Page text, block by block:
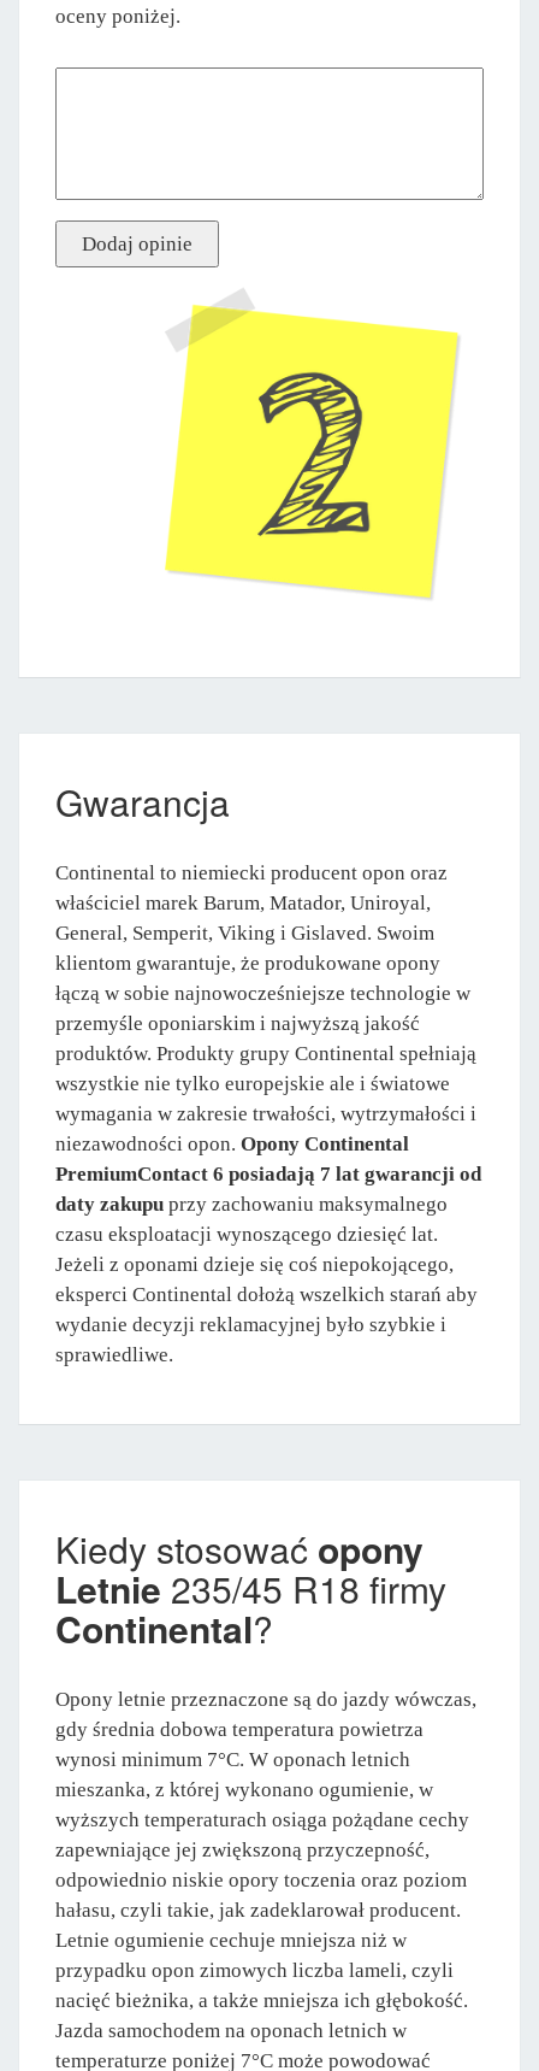
oceny poniżej.
Gwarancja
Continental to niemiecki producent opon oraz
właściciel marek Barum, Matador, Uniroyal,
General, Semperit, Viking i Gislaved. Swoim
klientom gwarantuje, że produkowane opony
łączą w sobie najnowocześniejsze technologie w
przemyśle oponiarskim i najwyższą jakość
produktów. Produkty grupy Continental spełniają
wszystkie nie tylko europejskie ale i światowe
wymagania w zakresie trwałości, wytrzymałości i
niezawodności opon. Opony Continental
PremiumContact 6 posiadają 7 lat gwarancji od
daty zakupu przy zachowaniu maksymalnego
czasu eksploatacji wynoszącego dziesięć lat.
Jeżeli z oponami dzieje się coś niepokojącego,
eksperci Continental dołożą wszelkich starań aby
wydanie decyzji reklamacyjnej było szybkie i
sprawiedliwe.
Kiedy stosować opony
Letnie 235/45 R18 firmy
Continental?
Opony letnie przeznaczone są do jazdy wówczas,
gdy średnia dobowa temperatura powietrza
wynosi minimum 7°C. W oponach letnich
mieszanka, z której wykonano ogumienie, w
wyższych temperaturach osiąga pożądane cechy
zapewniające jej zwiększoną przyczepność,
odpowiednio niskie opory toczenia oraz poziom
hałasu, czyli takie, jak zadeklarował producent.
Letnie ogumienie cechuje mniejsza niż w
przypadku opon zimowych liczba lameli, czyli
nacięć bieżnika, a także mniejsza ich głębokość.
Jazda samochodem na oponach letnich w
temperaturze poniżej 7°C może powodować